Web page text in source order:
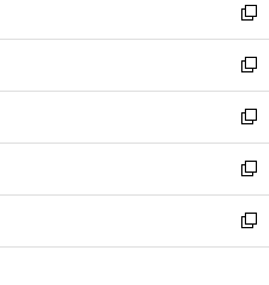
く
で
開
く
ド
ウ
で
開
く
ィ
ン
ド
ウ
で
開
く
い
ウ
ィ
ン
ド
ウ
で
開
く
新
し
い
ウ
ィ
ン
ド
ウ
で
開
新
し
い
ウ
ィ
ン
ド
ウ
新
し
い
ウ
ィ
ン
新
し
い
ウ
新
し